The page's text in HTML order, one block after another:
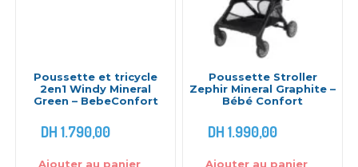
Poussette et tricycle
2en1 Windy Mineral
Green – BebeConfort
DH 1.790,00
Ajouter au panier
Poussette Stroller
Zephir Mineral Graphite –
Bébé Confort
DH 1.990,00
Ajouter au panier